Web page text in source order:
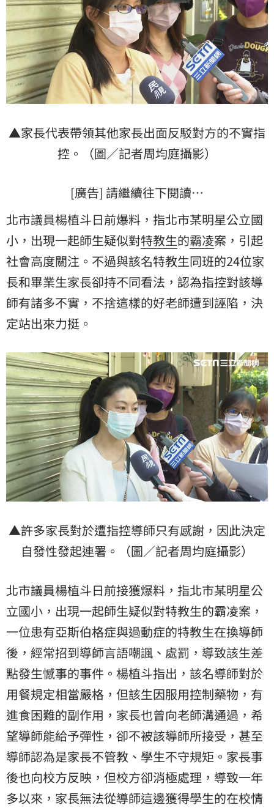
▲家長代表帶領其他家長出面反駁對方的不實指
控。（圖／記者周均庭攝影）
[廣告] 請繼續往下閱讀…
北市議員楊植斗日前爆料，指北市某明星公立國
小，出現一起師生疑似對特教生的霸凌案，引起
社會高度關注。不過與該名特教生同班的24位家
長和畢業生家長卻持不同看法，認為指控對該導
師有諸多不實，不捨這樣的好老師遭到誣陷，決
定站出來力挺。
▲許多家長對於遭指控導師只有感謝，因此決定
自發性發起連署。（圖／記者周均庭攝影）
北市議員楊植斗日前接獲爆料，指北市某明星公
立國小，出現一起師生疑似對特教生的霸凌案，
一位患有亞斯伯格症與過動症的特教生在換導師
後，經常招到導師言語嘲諷、處罰，導致該生差
點發生憾事的事件。楊植斗指出，該名導師對於
用餐規定相當嚴格，但該生因服用控制藥物，有
進食困難的副作用，家長也曾向老師溝通過，希
望導師能給予彈性，卻不被該導師所接受，甚至
導師認為是家長不管教、學生不守規矩。家長事
後也向校方反映，但校方卻消極處理，導致一年
多以來，家長無法從導師這邊獲得學生的在校情